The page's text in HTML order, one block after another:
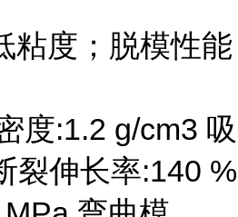
粘度；脱模性能
度:1.2 g/cm3 吸
裂伸长率:140 %